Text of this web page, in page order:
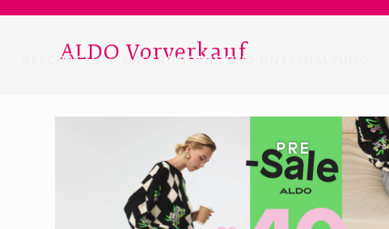
GESCHÄFTE GASTRONOMIE UND UNTERHALTUNG
ALDO Vorverkauf